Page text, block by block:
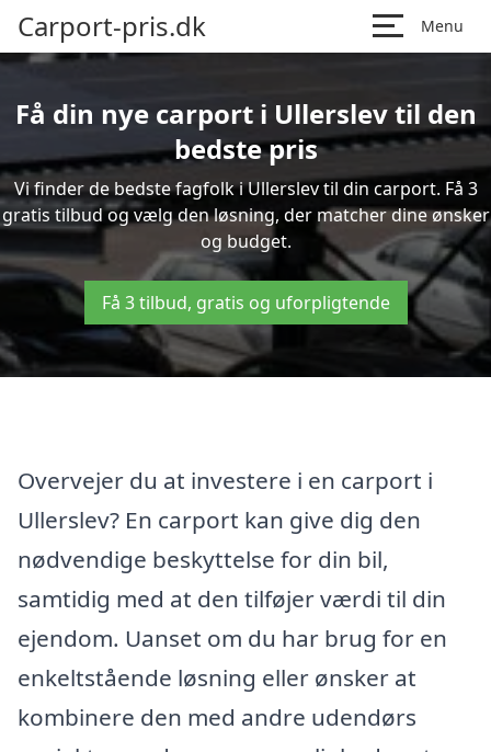
Carport-pris.dk Menu
Få din nye carport i Ullerslev til den
bedste pris
Vi finder de bedste fagfolk i Ullerslev til din carport. Få 3
gratis tilbud og vælg den løsning, der matcher dine ønsker
og budget.
Få 3 tilbud, gratis og uforpligtende
Overvejer du at investere i en carport i
Ullerslev? En carport kan give dig den
nødvendige beskyttelse for din bil,
samtidig med at den tilføjer værdi til din
ejendom. Uanset om du har brug for en
enkeltstående løsning eller ønsker at
kombinere den med andre udendørs